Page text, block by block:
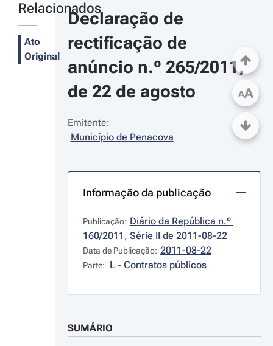
Relacionados
Ato
Original
Declaração de
rectificação de
anúncio n.º 265/2011,
de 22 de agosto
Emitente:
Município de Penacova
Informação da publicação
Publicação: Diário da República n.º
160/2011, Série II de 2011-08-22
Data de Publicação: 2011-08-22
Parte: L - Contratos públicos
SUMÁRIO
AA